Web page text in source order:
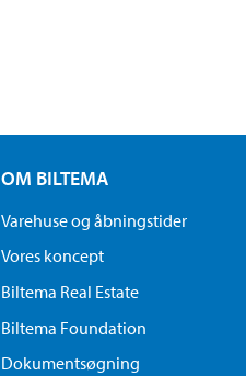
OM BILTEMA
Varehuse og åbningstider
Vores koncept
Biltema Real Estate
Biltema Foundation
Dokumentsøgning